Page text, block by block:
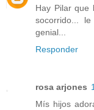
Hay Pilar que
socorrido...
genial...
Responder
rosa arjones
Mís hijos